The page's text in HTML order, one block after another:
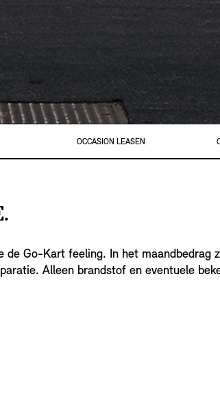
OCCASION LEASEN
de Go-Kart feeling. In het maandbedrag
Alleen brandstof en eventuele